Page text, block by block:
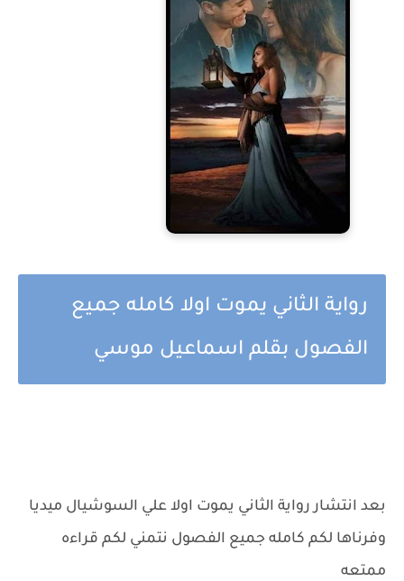
رواية الثاني يموت اولا كامله جميع
الفصول بقلم اسماعيل موسي
بعد انتشار رواية الثاني يموت اولا علي السوشيال ميديا
وفرناها لكم كامله جميع الفصول نتمني لكم قراءه
ممتعه